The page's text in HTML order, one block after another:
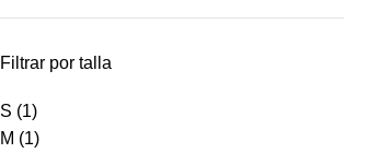
Filtrar por talla
S (1)
M (1)